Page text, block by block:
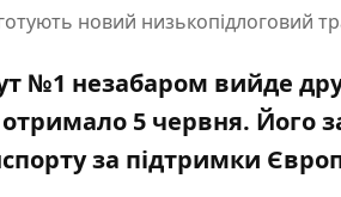
новий низькопідлоговий
№1 незабаром вийде
5 червня. Його
за підтримки